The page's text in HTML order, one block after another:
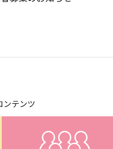
ンテンツ